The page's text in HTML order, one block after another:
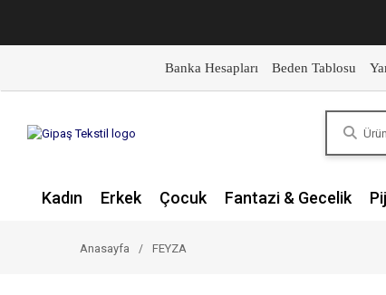
Banka Hesapları Beden Tablosu
Kadın Erkek Çocuk Fantazi & Gecelik
Anasayfa FEYZA